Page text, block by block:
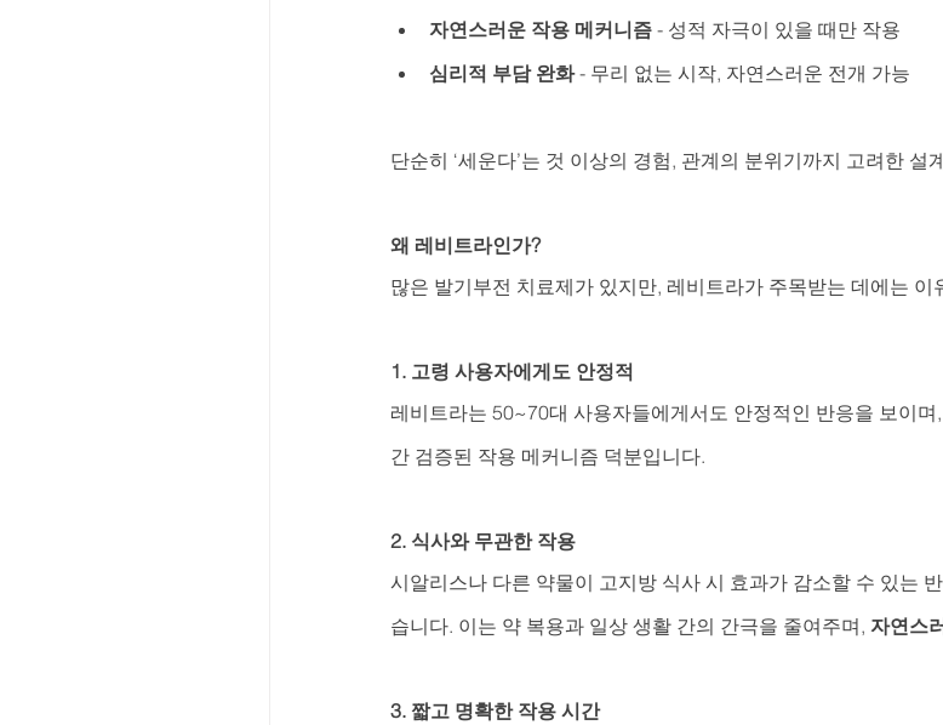
자연스러운 작용 메커니즘 - 성적 자극이 있을 때만 작용
심리적 부담 완화 - 무리 없는 시작, 자연스러운 전개 가능
단순히 ‘세운다’는 것 이상의 경험, 관계의 분위기까지 고려한
왜 레비트라인가?
많은 발기부전 치료제가 있지만, 레비트라가 주목받는 데에는 이
1. 고령 사용자에게도 안정적
레비트라는 50~70대 사용자들에게서도 안정적인 반응을 보이
간 검증된 작용 메커니즘 덕분입니다.
2. 식사와 무관한 작용
시알리스나 다른 약물이 고지방 식사 시 효과가 감소할 수 있는
습니다. 이는 약 복용과 일상 생활 간의 간극을 줄여주며, 자연스
3. 짧고 명확한 작용 시간